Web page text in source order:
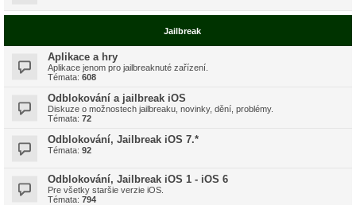
Jailbreak
Aplikace a hry
Aplikace jenom pro jailbreaknuté zařízení.
Témata: 608
Odblokování a jailbreak iOS
Diskuze o možnostech jailbreaku, novinky, dění, problémy.
Témata: 72
Odblokování, Jailbreak iOS 7.*
Témata: 92
Odblokování, Jailbreak iOS 1 - iOS 6
Pre všetky staršie verzie iOS.
Témata: 794